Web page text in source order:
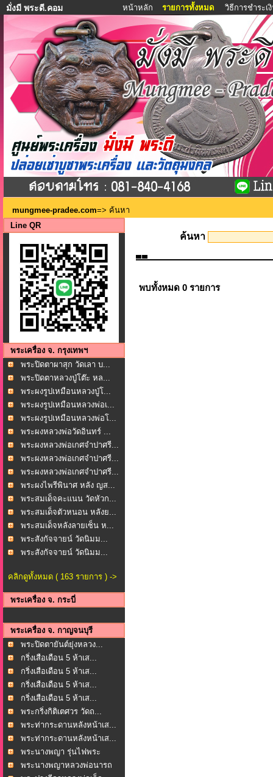
มั่งมี พระดี.คอม หน้าหลัก รายการทั้งหมด วิธีการชำระเ
mungmee-pradee.com=> ค้นหา
Line QR
พระเครื่อง จ. กรุงเทพฯ
พระปิดตาผาสุก วัดเลา บ...
พระปิดตาหลวงปู่โต๊ะ หล...
พระผงรูปเหมือนหลวงปู่โ...
พระผงรูปเหมือนหลวงพ่อเ...
พระผงรูปเหมือนหลวงพ่อโ...
พระผงหลวงพ่อวัดอินทร์ ...
พระผงหลวงพ่อเกศจำปาศรี...
พระผงหลวงพ่อเกศจำปาศรี...
พระผงหลวงพ่อเกศจำปาศรี...
พระผงไพรีพินาศ หลัง ญส...
พระสมเด็จคะแนน วัดหัวก...
พระสมเด็จตัวหนอน หลังย...
พระสมเด็จหลังลายเซ็น ห...
พระสังกัจจายน์ วัดนิมม...
พระสังกัจจายน์ วัดนิมม...
คลิกดูทั้งหมด ( 163 รายการ ) ->
พระเครื่อง จ. กระบี่
พระเครื่อง จ. กาญจนบุรี
พระปิดตายันต์ยุ่งหลวง...
กริ่งเสือเดือน 5 ห้าเส...
กริ่งเสือเดือน 5 ห้าเส...
กริ่งเสือเดือน 5 ห้าเส...
กริ่งเสือเดือน 5 ห้าเส...
พระกริ่งกิติเตศวร วัดถ...
พระท่ากระดานหลังหน้าเส...
พระท่ากระดานหลังหน้าเส...
พระนางพญา รุ่นไฟพระ
ฤกษ...พระนางพญาหลวงพ่อนารถ
ค้นหา
พบทั้งหมด 0 รายการ